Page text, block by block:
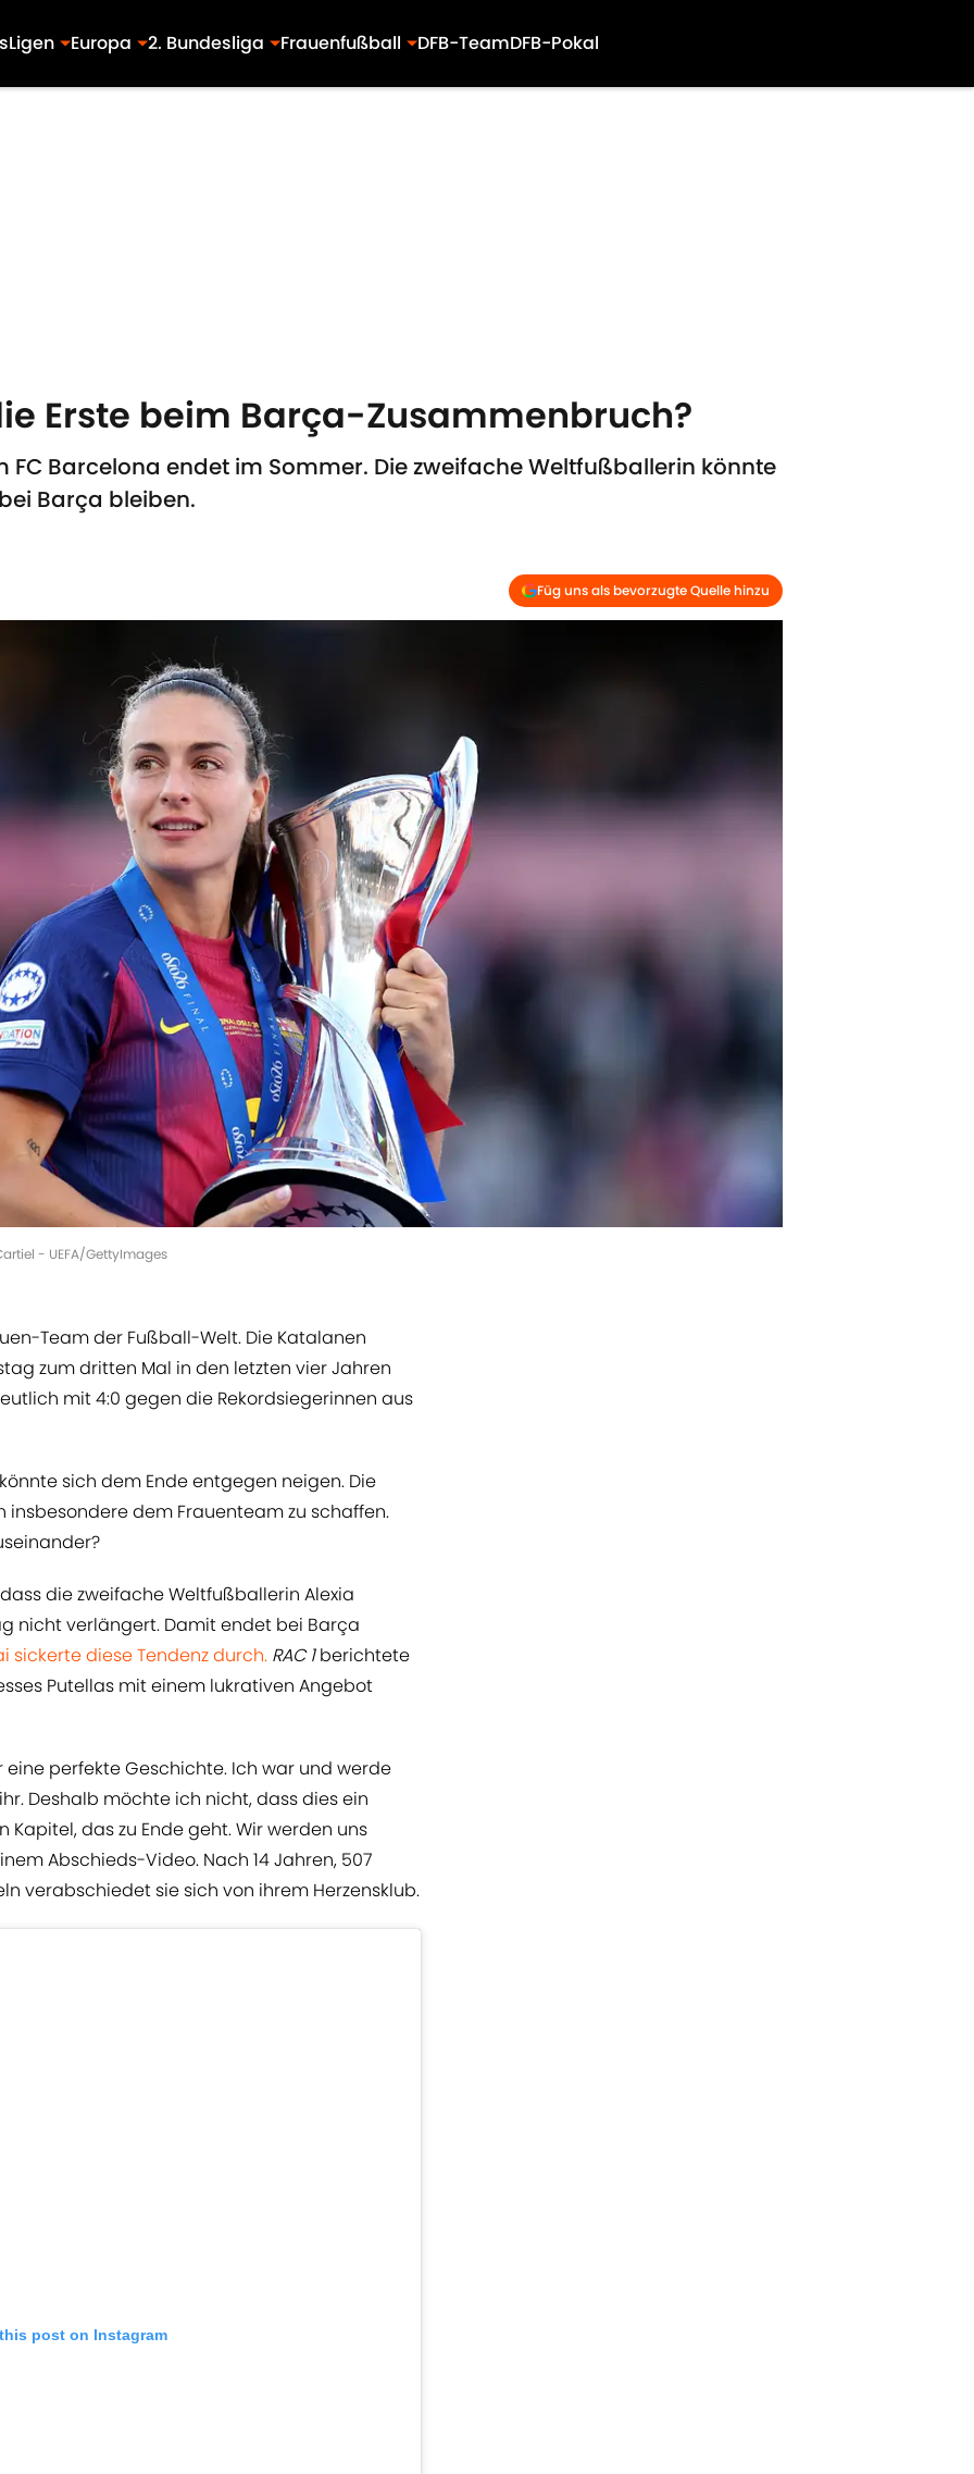
Ligen Europa 2. Bundesliga Frauenfußball DFB-TeamDFB-Pokal
Erste beim Barça-Zusammenbruch?
FC Barcelona endet im Sommer. Die zweifache Weltfußballerin könnte
Barça bleiben.
Füg uns als bevorzugte Quelle hinzu
- UEFA/GettyImages
Team der Fußball-Welt. Die Katalanen
zum dritten Mal in den letzten vier Jahren
mit 4:0 gegen die Rekordsiegerinnen aus
sich dem Ende entgegen neigen. Die
insbesondere dem Frauenteam zu schaffen.
die zweifache Weltfußballerin Alexia
nicht verlängert. Damit endet bei Barça
sickerte diese Tendenz durch. RAC 1berichtete
Putellas mit einem lukrativen Angebot
eine perfekte Geschichte. Ich war und werde
Deshalb möchte ich nicht, dass dies ein
Kapitel, das zu Ende geht. Wir werden uns
Abschieds-Video. Nach 14 Jahren, 507
verabschiedet sie sich von ihrem Herzensklub.
post on Instagram